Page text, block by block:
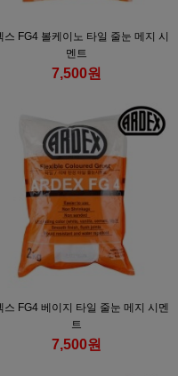
스 FG4 볼케이노 타일 줄눈 메지 시
멘트
7,500원
스 FG4 베이지 타일 줄눈 메지 시멘
트
7,500원